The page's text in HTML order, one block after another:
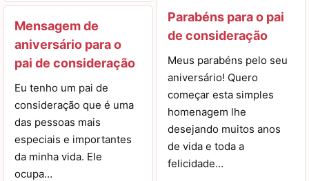
Mensagem de
aniversário para o
pai de consideração
Eu tenho um pai de
consideração que é uma
das pessoas mais
especiais e importantes
da minha vida. Ele
ocupa…
Parabéns para o pai
de consideração
Meus parabéns pelo seu
aniversário! Quero
começar esta simples
homenagem lhe
desejando muitos anos
de vida e toda a
felicidade…